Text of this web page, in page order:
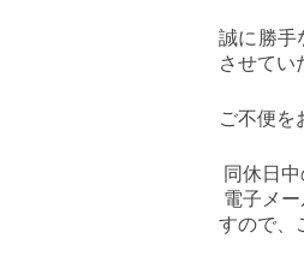
誠に勝手
させてい
ご不便を
同休日
電子メ
すので、